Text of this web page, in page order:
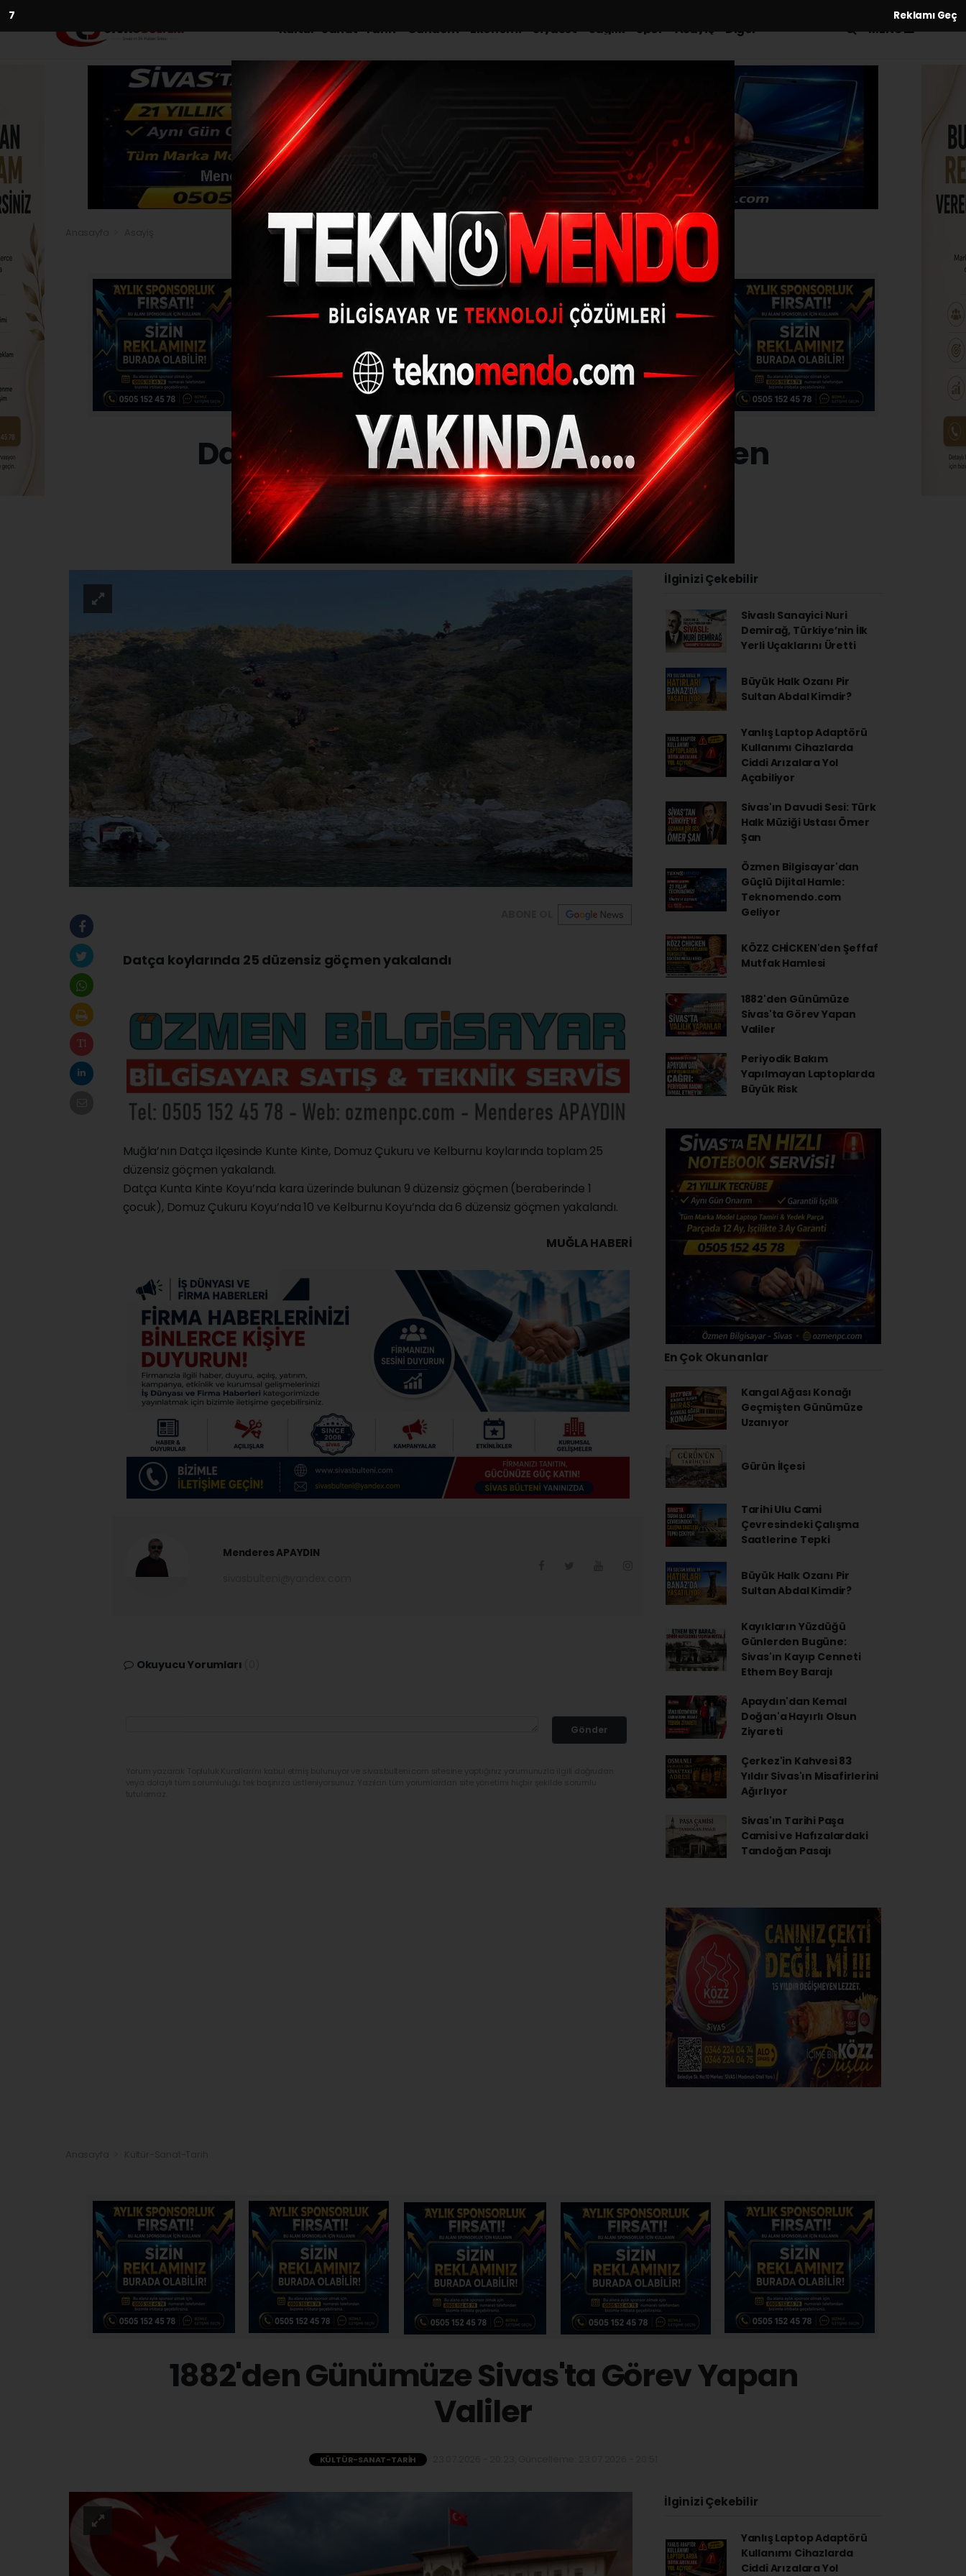
5 Reklamı Geç
Kültür-Sanat-Tarih Gündem Ekonomi Siyaset Sağlık Spor Asayiş Diğer MENÜ
Datça koylarında 25 düzensiz göçmen
yakalandı
(İHA) - İhlas Haber Ajansı | 29.08.2024 - 13:33, Güncelleme: 29.08.2024 - 13:12
Datça koylarında 25 düzensiz göçmen yakalandı
Muğla’nın Datça ilçesinde Kunte Kinte, Domuz Çukuru ve Kelburnu koylarında toplam 25
düzensiz göçmen yakalandı.
Datça Kunta Kinte Koyu’nda kara üzerinde bulunan 9 düzensiz göçmen (beraberinde 1
çocuk), Domuz Çukuru Koyu’nda 10 ve Kelburnu Koyu’nda da 6 düzensiz göçmen yakalandı.
MUĞLA HABERİ
Menderes APAYDIN
Okuyucu Yorumları
Gönder
İlginizi Çekebilir
Sivaslı Sanayici Nuri
Demirağ, Türkiye’nin İlk
Yerli Uçaklarını Üretti
Büyük Halk Ozanı Pir
Sultan Abdal Kimdir?
Yanlış Laptop Adaptörü
Kullanımı Cihazlarda
Ciddi Arızalara Yol
Açabiliyor
Sivas'ın Davudi Sesi: Türk
Halk Müziği Ustası Ömer
Şan
Özmen Bilgisayar'dan
Güçlü Dijital Hamle:
Teknomendo.com
Geliyor
KÖZZ CHİCKEN'den Şeffaf
Mutfak Hamlesi
1882'den Günümüze
Sivas'ta Görev Yapan
Valiler
Periyodik Bakım
Yapılmayan Laptoplarda
Büyük Risk
En Çok Okunanlar
Kangal Ağası Konağı
Geçmişten Günümüze
Uzanıyor
Gürün İlçesi
Tarihi Ulu Cami
Çevresindeki Çalışma
Saatlerine Tepki
Büyük Halk Ozanı Pir
Sultan Abdal Kimdir?
Kayıkların Yüzdüğü
Günlerden Bugüne:
Sivas'ın Kayıp Cenneti
Ethem Bey Barajı
Apaydın'dan Kemal
Doğan'a Hayırlı Olsun
Ziyareti
Çerkez'in Kahvesi 83
Yıldır Sivas'ın Misafirlerini
Ağırlıyor
Sivas'ın Tarihi Paşa
Camisi ve Hafızalardaki
Tandoğan Pasajı
1882'den Günümüze Sivas'ta Görev Yapan
Valiler
KÜLTÜR-SANAT-TARIH
İlginizi Çekebilir
Yanlış Laptop Adaptörü
Kullanımı Cihazlarda
Ciddi Arızalara Yol